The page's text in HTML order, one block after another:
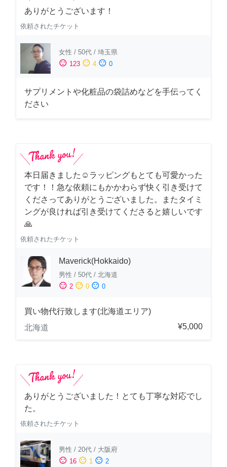
ありがとうございます！
依頼されたチケット
女性 / 50代 / 埼玉県
sentiment_satisfied 123 sentiment_neutral 4 sentiment_dissatisfied 0
サプリメントや化粧品の袋詰めなどを手伝ってく
ださい
本日届きました☺️ラッピングもとても可愛かった
です！！急な依頼にもかかわらず快く引き受けて
くださってありがとうございました。またタイミ
ングが良ければ引き受けてくださると嬉しいです
🙏
依頼されたチケット
Maverick(Hokkaido)
男性 / 50代 / 北海道
sentiment_satisfied 2 sentiment_neutral 0 sentiment_dissatisfied 0
買い物代行致します(北海道エリア)
北海道
¥5,000
ありがとうございました！とても丁寧な対応でし
た。
依頼されたチケット
男性 / 20代 / 大阪府
sentiment_satisfied 16 sentiment_neutral 1 sentiment_dissatisfied 2